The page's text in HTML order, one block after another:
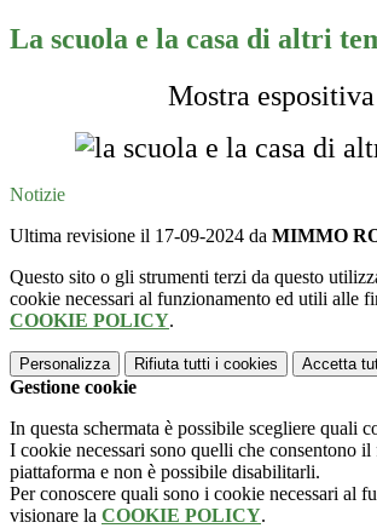
La scuola e la casa di altri
Mostra espositiva
Notizie
Ultima revisione il 17-09-2024 da MIMMO
Questo sito o gli strumenti terzi da questo
cookie necessari al funzionamento ed utili alle
COOKIE POLICY.
Personalizza Rifiuta tutti i cookies Accetta
Gestione cookie
In questa schermata è possibile scegliere quali
I cookie necessari sono quelli che consentono
piattaforma e non è possibile disabilitarli.
Per conoscere quali sono i cookie necessari al
visionare la COOKIE POLICY.